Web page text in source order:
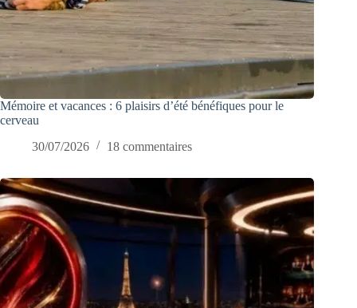
Mémoire et vacances : 6 plaisirs d’été bénéfiques pour le
cerveau
30/07/2026
18 commentaires